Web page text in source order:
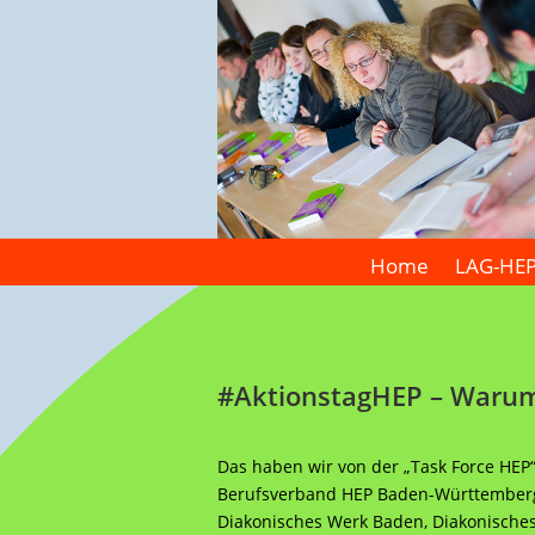
Home LAG-
#AktionstagHEP –
Das haben wir von der „Task Force
Berufsverband HEP Baden-
Diakonisches Werk Baden,